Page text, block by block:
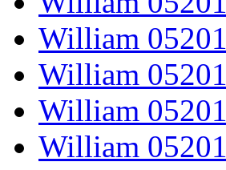
William
William
William
William